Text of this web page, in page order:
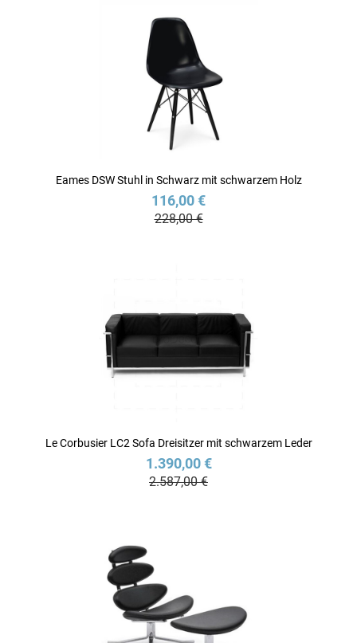
Eames DSW Stuhl in Schwarz mit schwarzem Holz
116,00 €
228,00 €
Le Corbusier LC2 Sofa Dreisitzer mit schwarzem Leder
1.390,00 €
2.587,00 €